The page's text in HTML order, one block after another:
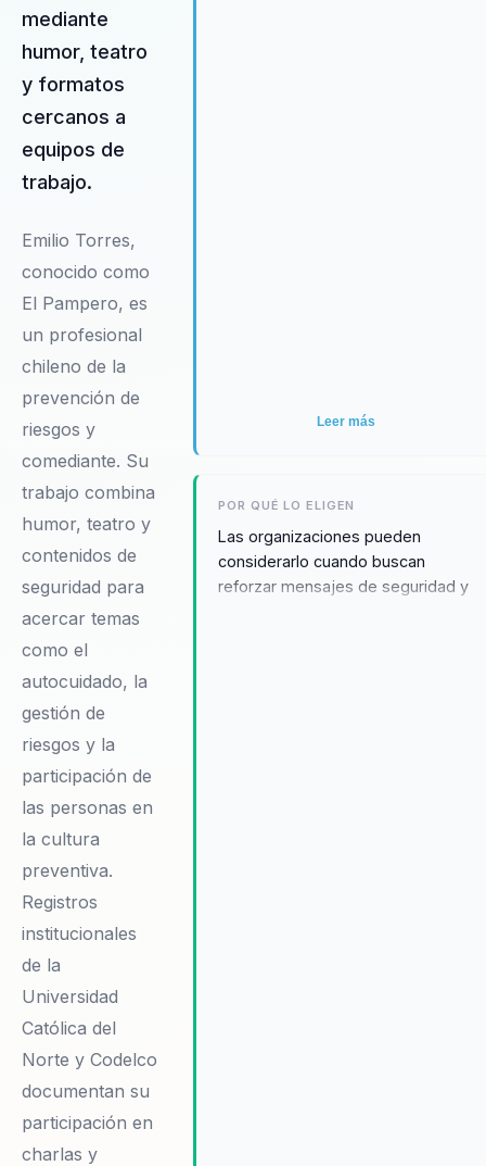
mediante
humor, teatro
y formatos
cercanos a
equipos de
trabajo.
Emilio Torres,
conocido como
El Pampero, es
un profesional
chileno de la
prevención de
riesgos y
comediante. Su
trabajo combina
humor, teatro y
contenidos de
seguridad para
acercar temas
como el
autocuidado, la
gestión de
riesgos y la
participación de
las personas en
la cultura
preventiva.
Registros
institucionales
de la
Universidad
Católica del
Norte y Codelco
documentan su
participación en
charlas y
Leer más
POR QUÉ LO ELIGEN
Las organizaciones pueden
considerarlo cuando buscan
reforzar mensajes de seguridad y